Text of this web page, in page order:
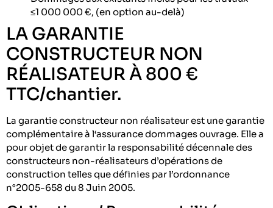
≤1 000 000 €, (en option au-delà)
LA GARANTIE
CONSTRUCTEUR NON
RÉALISATEUR À 800 €
TTC/chantier.
La garantie constructeur non réalisateur est une garantie
complémentaire à l‘assurance dommages ouvrage. Elle a
pour objet de garantir la responsabilité décennale des
constructeurs non-réalisateurs d’opérations de
construction telles que définies par l’ordonnance
n°2005-658 du 8 Juin 2005.